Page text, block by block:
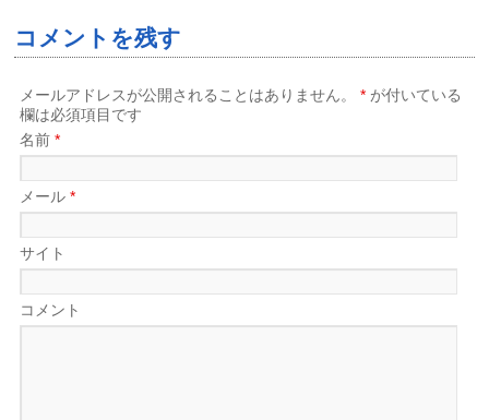
コメントを残す
メールアドレスが公開されることはありません。 * が付いている
欄は必須項目です
名前*
メール*
サイト
コメント